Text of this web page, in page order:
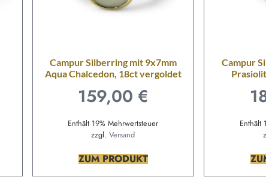
Campur Silberring mit 9x7mm
Aqua Chalcedon, 18ct vergoldet
159,00 €
Enthält 19% Mehrwertsteuer
zzgl.Versand
ZUM PRODUKT
Campur
Enthält